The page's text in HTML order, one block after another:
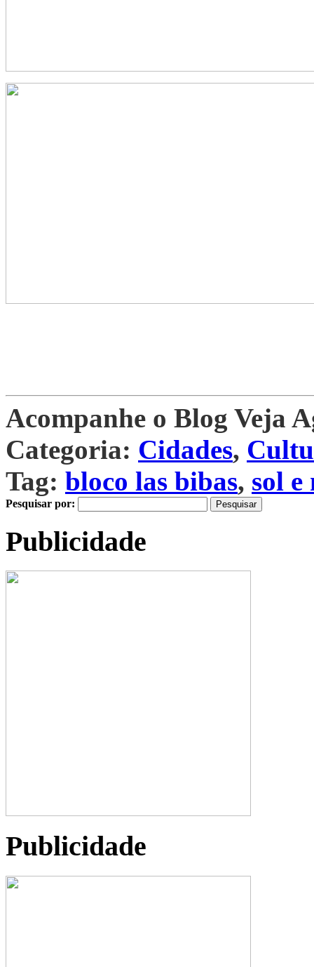
Acompanhe o Blog Veja
Categoria: Cidades,
Tag: bloco las bibas, sol
Pesquisar por:
Publicidade
Publicidade